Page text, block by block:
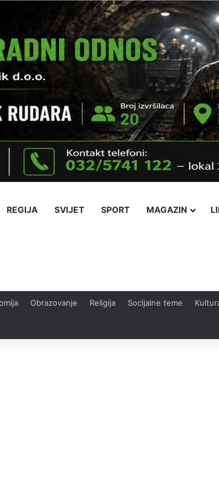
REGIJA SVIJET SPORT MAGAZIN
Obrazovanje Religija Socijalne teme